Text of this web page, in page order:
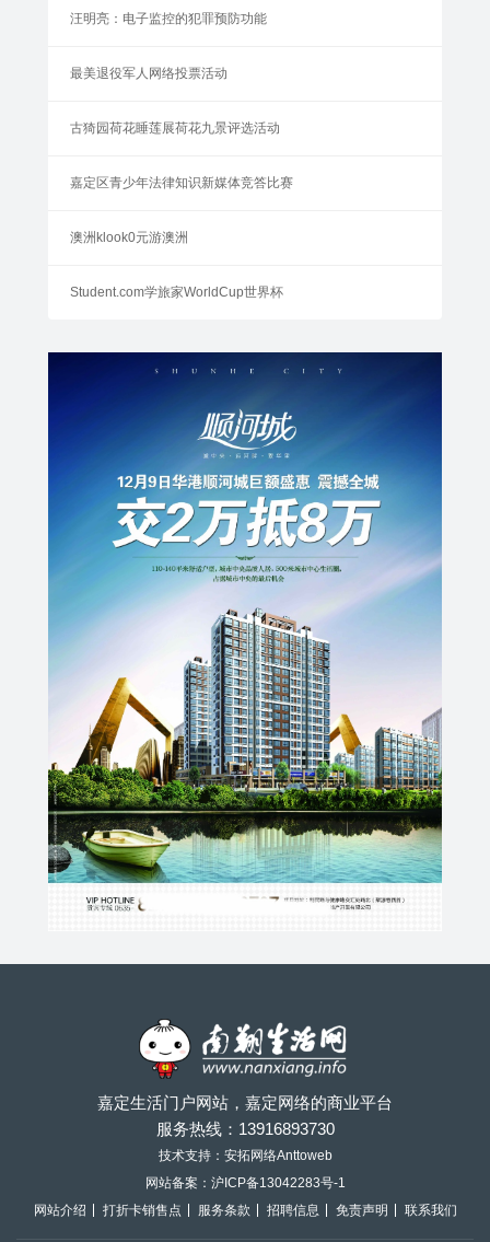
汪明亮：电子监控的犯罪预防功能
最美退役军人网络投票活动
古猗园荷花睡莲展荷花九景评选活动
嘉定区青少年法律知识新媒体竞答比赛
澳洲klook0元游澳洲
Student.com学旅家WorldCup世界杯
嘉定生活门户网站，嘉定网络的商业平台
服务热线： 13916893730
技术支持：安拓网络Anttoweb
网站备案： 沪ICP备13042283号-1
网站介绍
打折卡销售点 服务条款 招聘信息 免责声明 联系我们